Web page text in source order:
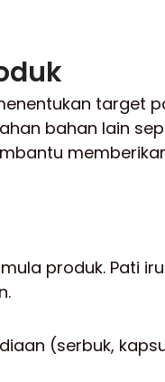
target
bahan lain
produk. Pati
(serbuk,